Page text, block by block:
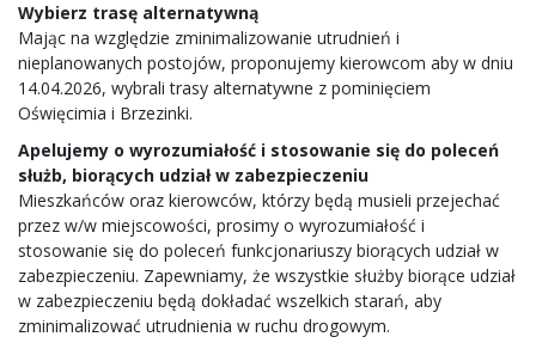
Wybierz trasę alternatywną
Mając na względzie zminimalizowanie utrudnień i
nieplanowanych postojów, proponujemy kierowcom aby w dniu
14.04.2026, wybrali trasy alternatywne z pominięciem
Oświęcimia i Brzezinki.
Apelujemy o wyrozumiałość i stosowanie się do poleceń
służb, biorących udział w zabezpieczeniu
Mieszkańców oraz kierowców, którzy będą musieli przejechać
przez w/w miejscowości, prosimy o wyrozumiałość i
stosowanie się do poleceń funkcjonariuszy biorących udział w
zabezpieczeniu. Zapewniamy, że wszystkie służby biorące udział
w zabezpieczeniu będą dokładać wszelkich starań, aby
zminimalizować utrudnienia w ruchu drogowym.